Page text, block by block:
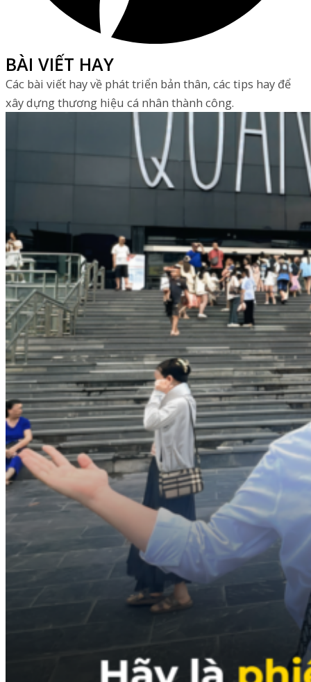
BÀI VIẾT HAY
Các bài viết hay về phát triển bản thân, các tips hay để
xây dựng thương hiệu cá nhân thành công.